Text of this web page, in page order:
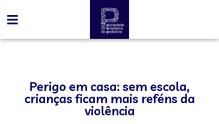
Perigo em casa: sem escola,
crianças ficam mais reféns da
violência